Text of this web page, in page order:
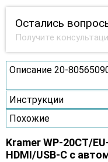
Остались
Получите
Описание 20-
Инструкции
Похожие
Kramer WP-20CT/
HDMI/USB-C с